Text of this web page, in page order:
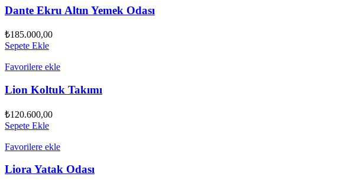
Dante Ekru Altın Yemek Odası
₺185.000,00
Sepete Ekle
Favorilere ekle
Lion Koltuk Takımı
₺120.600,00
Sepete Ekle
Favorilere ekle
Liora Yatak Odası